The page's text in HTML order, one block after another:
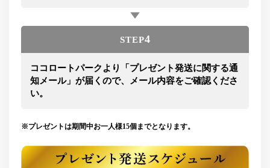
STEP4
ココロートパークより「プレゼント発送に関する通
知メール」が届くので、メール内容をご確認くださ
い。
※プレゼントは期間中お一人様15個までとなります。